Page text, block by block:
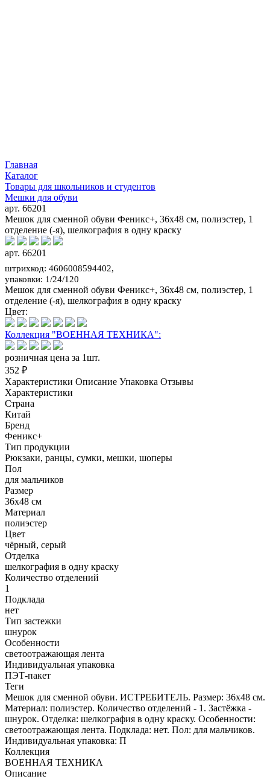
Главная
Каталог
Товары для школьников и студентов
Мешки для обуви
арт. 66201
Мешок для сменной обуви Феникс+, 36х48 см, полиэстер, 1
отделение (-я), шелкография в одну краску
арт. 66201
штрихкод: 4606008594402,
упаковки: 1/24/120
Мешок для сменной обуви Феникс+, 36х48 см, полиэстер, 1
отделение (-я), шелкография в одну краску
Цвет:
Коллекция "ВОЕННАЯ ТЕХНИКА":
розничная цена за 1шт.
352 ₽
Характеристики Описание Упаковка Отзывы
Характеристики
Страна
Китай
Бренд
Феникс+
Тип продукции
Рюкзаки, ранцы, сумки, мешки, шоперы
Пол
для мальчиков
Размер
36х48 см
Материал
полиэстер
Цвет
чёрный, серый
Отделка
шелкография в одну краску
Количество отделений
1
Подклада
нет
Тип застежки
шнурок
Особенности
светоотражающая лента
Индивидуальная упаковка
ПЭТ-пакет
Теги
Мешок для сменной обуви. ИСТРЕБИТЕЛЬ. Размер: 36х48 см.
Материал: полиэстер. Количество отделений - 1. Застёжка -
шнурок. Отделка: шелкография в одну краску. Особенности:
светоотражающая лента. Подклада: нет. Пол: для мальчиков.
Индивидуальная упаковка: П
Коллекция
ВОЕННАЯ ТЕХНИКА
Описание